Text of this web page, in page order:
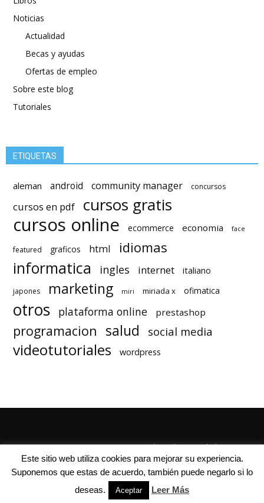
Noticias
Actualidad
Becas y ayudas
Ofertas de empleo
Sobre este blog
Tutoriales
ETIQUETAS
aleman android community manager concursos
cursos en pdf cursos gratis
cursos online ecommerce economia face
featured graficos html idiomas
informatica ingles internet italiano
japones marketing miri miriada x ofimatica
otros plataforma online prestashop
programacion salud social media
videotutoriales wordpress
Quienes Somos Autores Politica de Privacidad
© Mil Cursos Gratis 2018
Este sitio web utiliza cookies para mejorar su experiencia.
Suponemos que estas de acuerdo, también puede negarlo si lo
deseas.
Aceptar Leer Más